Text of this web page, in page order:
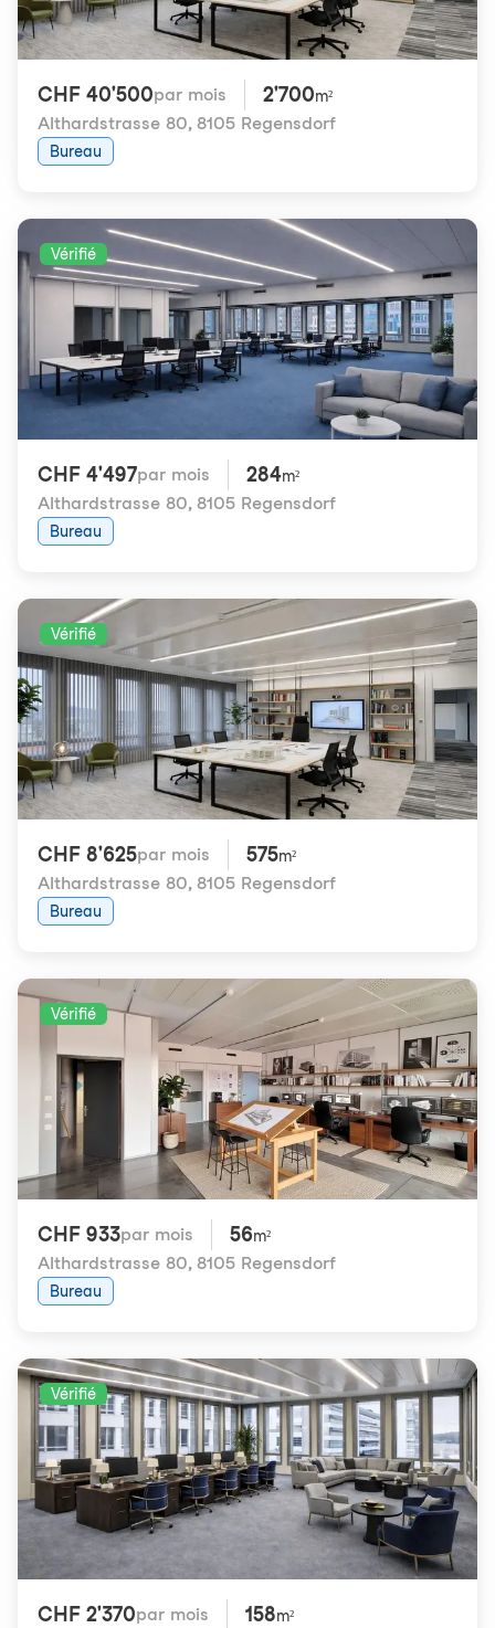
CHF 40'500par mois 2'700m²
Althardstrasse 80, 8105 Regensdorf
Bureau
Vérifié
CHF 4'497par mois 284m²
Althardstrasse 80, 8105 Regensdorf
Bureau
Vérifié
CHF 8'625par mois 575m²
Althardstrasse 80, 8105 Regensdorf
Bureau
Vérifié
CHF 933par mois 56m²
Althardstrasse 80, 8105 Regensdorf
Bureau
Vérifié
CHF 2'370par mois 158m²